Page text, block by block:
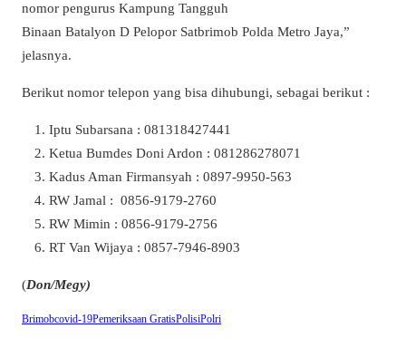
nomor pengurus Kampung Tangguh
Binaan Batalyon D Pelopor Satbrimob Polda Metro Jaya,”
jelasnya.
Berikut nomor telepon yang bisa dihubungi, sebagai berikut :
Iptu Subarsana : 081318427441
Ketua Bumdes Doni Ardon : 081286278071
Kadus Aman Firmansyah : 0897-9950-563
RW Jamal : 0856-9179-2760
RW Mimin : 0856-9179-2756
RT Van Wijaya : 0857-7946-8903
(Don/Megy)
Brimobcovid-19Pemeriksaan GratisPolisiPolri